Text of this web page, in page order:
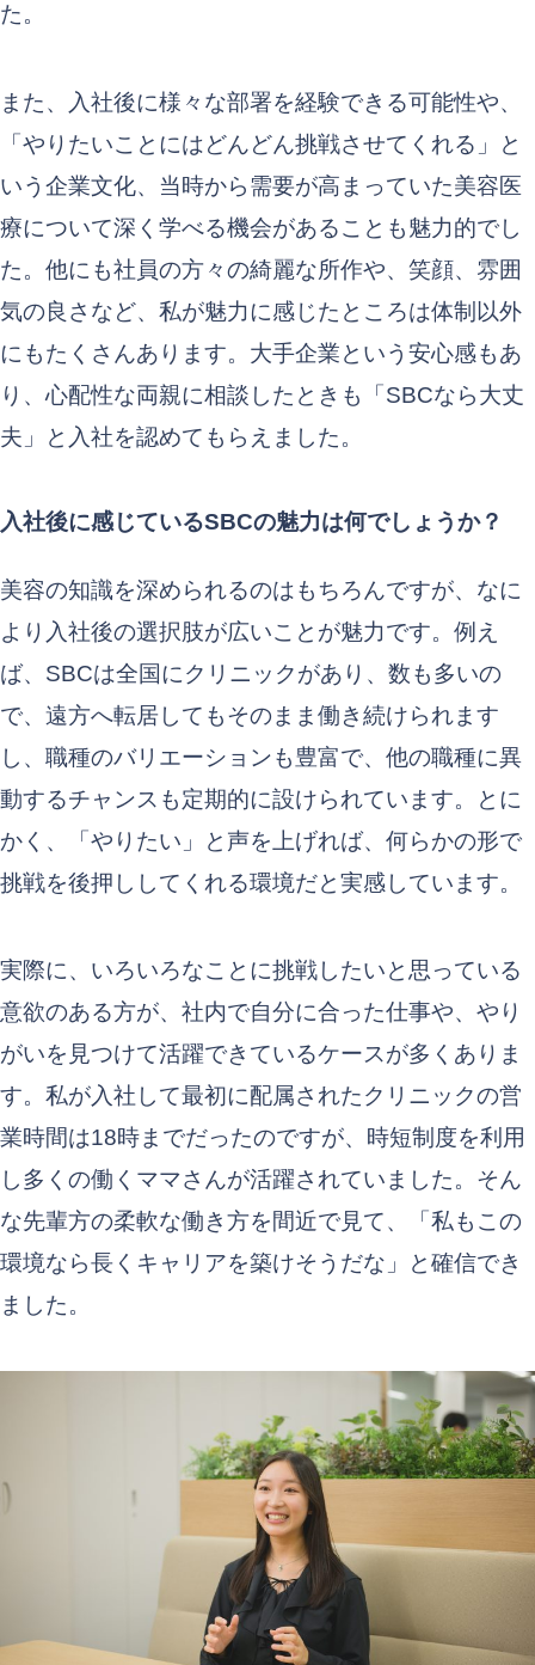
た。
また、入社後に様々な部署を経験できる可能性や、
「やりたいことにはどんどん挑戦させてくれる」と
いう企業文化、当時から需要が高まっていた美容医
療について深く学べる機会があることも魅力的でし
た。他にも社員の方々の綺麗な所作や、笑顔、雰囲
気の良さなど、私が魅力に感じたところは体制以外
にもたくさんあります。大手企業という安心感もあ
り、心配性な両親に相談したときも「SBCなら大丈
夫」と入社を認めてもらえました。
入社後に感じているSBCの魅力は何でしょうか？
美容の知識を深められるのはもちろんですが、なに
より入社後の選択肢が広いことが魅力です。例え
ば、SBCは全国にクリニックがあり、数も多いの
で、遠方へ転居してもそのまま働き続けられます
し、職種のバリエーションも豊富で、他の職種に異
動するチャンスも定期的に設けられています。とに
かく、「やりたい」と声を上げれば、何らかの形で
挑戦を後押ししてくれる環境だと実感しています。
実際に、いろいろなことに挑戦したいと思っている
意欲のある方が、社内で自分に合った仕事や、やり
がいを見つけて活躍できているケースが多くありま
す。私が入社して最初に配属されたクリニックの営
業時間は18時までだったのですが、時短制度を利用
し多くの働くママさんが活躍されていました。そん
な先輩方の柔軟な働き方を間近で見て、「私もこの
環境なら長くキャリアを築けそうだな」と確信でき
ました。